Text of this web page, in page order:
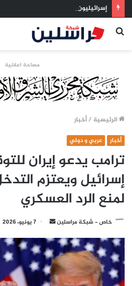
إسرائيليون غادروا بلا رجعة: اخترنا
بحث
مساحة اعلانية
الرئيسية /أخبار
أخبار عربي و دولي
ترامب يدعو إيران
إسرائيل ويعتزم
لمنع الرد العسكري
خاص - شبكة مراسلين
أرسل
إلكترونيا
7 يونيو، 2026